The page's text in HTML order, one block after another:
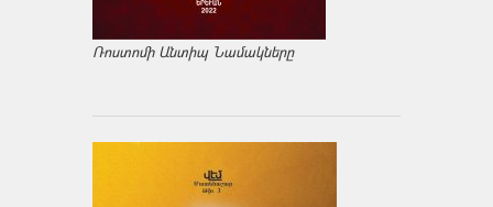
Ռոստոմի Անտիպ Նամակները